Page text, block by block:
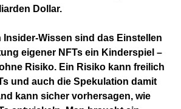
Dollar.
Insider-Wissen sind das Einstellen
eigener NFTs ein Kinderspiel –
Risiko. Ein Risiko kann freilich
und auch die Spekulation damit
kann sicher vorhersagen, wie